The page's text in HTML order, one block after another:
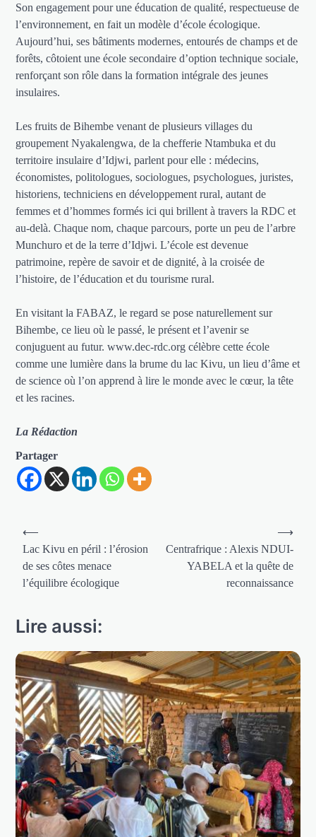
Son engagement pour une éducation de qualité, respectueuse de
l’environnement, en fait un modèle d’école écologique.
Aujourd’hui, ses bâtiments modernes, entourés de champs et de
forêts, côtoient une école secondaire d’option technique sociale,
renforçant son rôle dans la formation intégrale des jeunes
insulaires.
Les fruits de Bihembe venant de plusieurs villages du
groupement Nyakalengwa, de la chefferie Ntambuka et du
territoire insulaire d’Idjwi, parlent pour elle : médecins,
économistes, politologues, sociologues, psychologues, juristes,
historiens, techniciens en développement rural, autant de
femmes et d’hommes formés ici qui brillent à travers la RDC et
au-delà. Chaque nom, chaque parcours, porte un peu de l’arbre
Munchuro et de la terre d’Idjwi. L’école est devenue
patrimoine, repère de savoir et de dignité, à la croisée de
l’histoire, de l’éducation et du tourisme rural.
En visitant la FABAZ, le regard se pose naturellement sur
Bihembe, ce lieu où le passé, le présent et l’avenir se
conjuguent au futur. www.dec-rdc.org célèbre cette école
comme une lumière dans la brume du lac Kivu, un lieu d’âme et
de science où l’on apprend à lire le monde avec le cœur, la tête
et les racines.
La Rédaction
Partager
Navigation
de
l’article
⟵
Lac Kivu en péril : l’érosion
de ses côtes menace
l’équilibre écologique
Centrafrique : Alexis NDUI-
YABELA et la quête de
reconnaissance
⟶
Lire aussi: